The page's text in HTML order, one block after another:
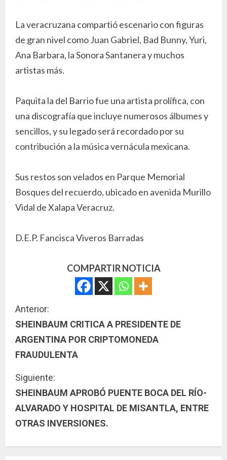
La veracruzana compartió escenario con figuras
de gran nivel como Juan Gabriel, Bad Bunny, Yuri,
Ana Barbara, la Sonora Santanera y muchos
artistas más.
Paquita la del Barrio fue una artista prolífica, con
una discografía que incluye numerosos álbumes y
sencillos, y su legado será recordado por su
contribución a la música vernácula mexicana.
Sus restos son velados en Parque Memorial
Bosques del recuerdo, ubicado en avenida Murillo
Vidal de Xalapa Veracruz.
D.E.P. Fancisca Viveros Barradas
COMPARTIR NOTICIA
S
i
g
u
e
l
Anterior:
SHEINBAUM CRITICA A PRESIDENTE DE
ARGENTINA POR CRIPTOMONEDA
FRAUDULENTA
Siguiente:
SHEINBAUM APROBÓ PUENTE BOCA DEL RÍO-
ALVARADO Y HOSPITAL DE MISANTLA, ENTRE
OTRAS INVERSIONES.